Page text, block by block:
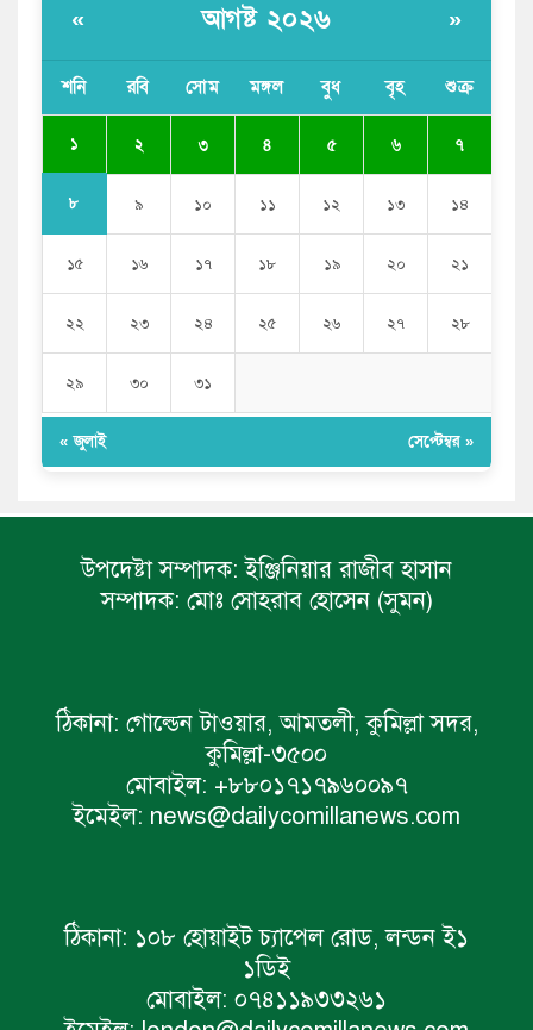
যে ডকুমেন্টারিতে আবু সাঈদের ছবি নেই, সেটা কোনো
« আগষ্ট ২০২৬ »
শনি রবি সোম মঙ্গল বুধ বৃহ শুক্র
১ ২ ৩ ৪ ৫ ৬ ৭
৮ ৯ ১০ ১১ ১২ ১৩ ১৪
১৫ ১৬ ১৭ ১৮ ১৯ ২০ ২১
২২ ২৩ ২৪ ২৫ ২৬ ২৭ ২৮
২৯ ৩০ ৩১
« জুলাই সেপ্টেম্বর »
উপদেষ্টা সম্পাদক: ইঞ্জিনিয়ার রাজীব হাসান
সম্পাদক: মোঃ সোহরাব হোসেন (সুমন)
ঠিকানা: গোল্ডেন টাওয়ার, আমতলী, কুমিল্লা সদর,
কুমিল্লা-৩৫০০
মোবাইল: +৮৮০১৭১৭৯৬০০৯৭
ইমেইল: news@dailycomillanews.com
ঠিকানা: ১০৮ হোয়াইট চ্যাপেল রোড, লন্ডন ই১
১ডিই
মোবাইল: ০৭৪১১৯৩৩২৬১